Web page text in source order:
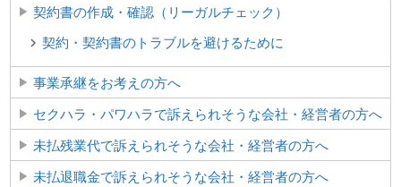
契約書の作成・確認（リーガルチェック）
契約・契約書のトラブルを避けるために
事業承継をお考えの方へ
セクハラ・パワハラで訴えられそうな会社・経営者の方へ
未払残業代で訴えられそうな会社・経営者の方へ
未払退職金で訴えられそうな会社・経営者の方へ